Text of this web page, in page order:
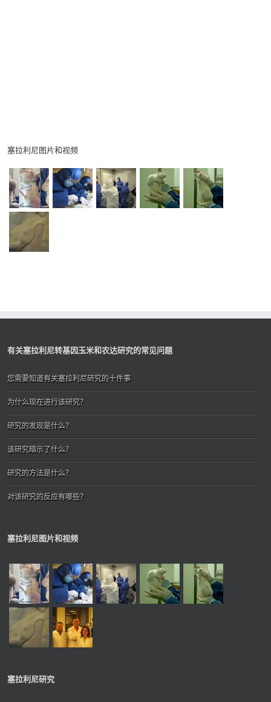
塞拉利尼图片和视频
有关塞拉利尼转基因玉米和农达研究的常见问题
您需要知道有关塞拉利尼研究的十件事
为什么现在进行该研究？
研究的发现是什么？
该研究暗示了什么？
研究的方法是什么？
对该研究的反应有哪些？
塞拉利尼图片和视频
塞拉利尼研究